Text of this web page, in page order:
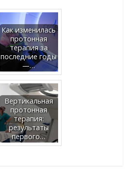
Как изменилась
протонная
терапия за
последние годы
—…
Вертикальная
протонная
терапия:
результаты
первого…